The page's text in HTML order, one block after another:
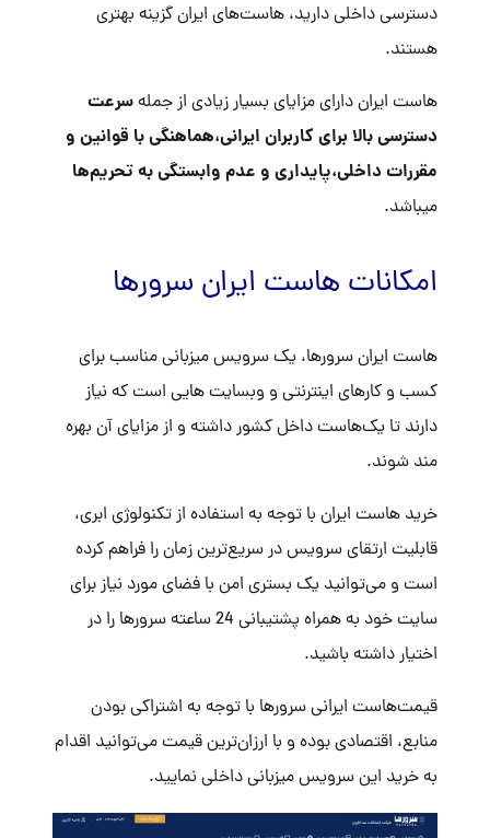
دسترسی داخلی دارید، هاست‌های ایران گزینه بهتری
هستند.
هاست ایراندارای مزایای بسیار زیادی از جملهسرعت
دسترسی بالا برای کاربران ایرانی،هماهنگی با قوانین و
مقررات داخلی،پایداری و عدم وابستگی به تحریم‌ها
میباشد.
امکانات هاست ایران سرورها
هاست ایران سرورها، یک سرویس میزبانی مناسب برای
کسب و کارهای اینترنتی و وبسایت هایی است که نیاز
دارند تا یک‌هاست داخل کشور داشته و از مزایای آن بهره
مند شوند.
خرید هاست ایران با توجه به استفاده از تکنولوژی ابری،
قابلیت ارتقای سرویس در سریع‌ترین زمان را فراهم کرده
است و می‌توانید یک بستری امن با فضای مورد نیاز برای
سایت خود به همراه پشتیبانی 24 ساعته
سرورها را در
اختیار داشته باشید.
قیمت‌هاست ایرانی سرورها با توجه به اشتراکی بودن
منابع، اقتصادی بوده و با ارزان‌ترین قیمت می‌توانید اقدام
به خرید این سرویس میزبانی داخلی نمایید.